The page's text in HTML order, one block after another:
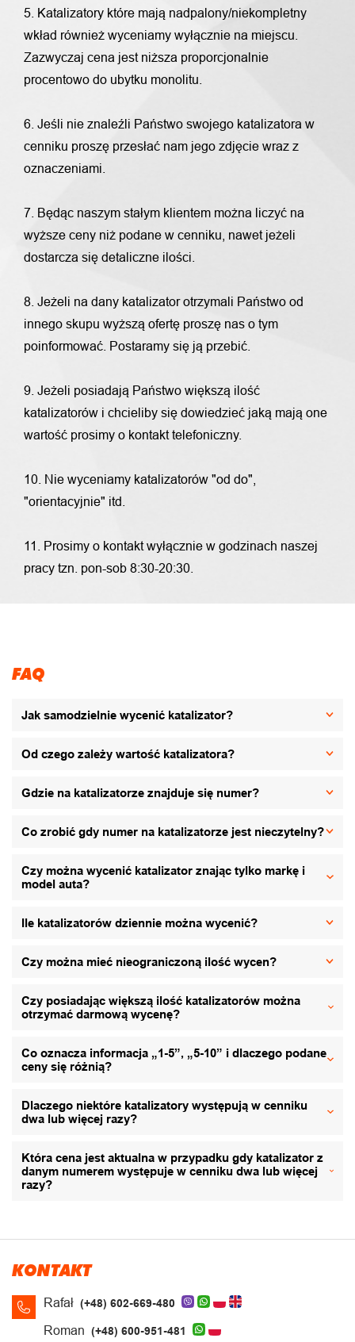
5. Katalizatory które mają nadpalony/niekompletny
wkład również wyceniamy wyłącznie na miejscu.
Zazwyczaj cena jest niższa proporcjonalnie
procentowo do ubytku monolitu.
6. Jeśli nie znaleźli Państwo swojego katalizatora w
cenniku proszę przesłać nam jego zdjęcie wraz z
oznaczeniami.
7. Będąc naszym stałym klientem można liczyć na
wyższe ceny niż podane w cenniku, nawet jeżeli
dostarcza się detaliczne ilości.
8. Jeżeli na dany katalizator otrzymali Państwo od
innego skupu wyższą ofertę proszę nas o tym
poinformować. Postaramy się ją przebić.
9. Jeżeli posiadają Państwo większą ilość
katalizatorów i chcieliby się dowiedzieć jaką mają one
wartość prosimy o kontakt telefoniczny.
10. Nie wyceniamy katalizatorów "od do",
"orientacyjnie" itd.
11. Prosimy o kontakt wyłącznie w godzinach naszej
pracy tzn. pon-sob 8:30-20:30.
FAQ
Jak samodzielnie wycenić katalizator?
Od czego zależy wartość katalizatora?
Gdzie na katalizatorze znajduje się numer?
Co zrobić gdy numer na katalizatorze jest nieczytelny?
Czy można wycenić katalizator znając tylko markę i
model auta?
Ile katalizatorów dziennie można wycenić?
Czy można mieć nieograniczoną ilość wycen?
Czy posiadając większą ilość katalizatorów można
otrzymać darmową wycenę?
Co oznacza informacja „1-5”, „5-10” i dlaczego podane
ceny się różnią?
Dlaczego niektóre katalizatory występują w cenniku
dwa lub więcej razy?
Która cena jest aktualna w przypadku gdy katalizator z
danym numerem występuje w cenniku dwa lub więcej
razy?
KONTAKT
Rafał (+48) 602-669-480
Roman (+48) 600-951-481